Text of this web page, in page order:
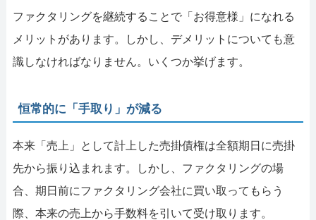
ファクタリングを継続することで「お得意様」になれる
メリットがあります。しかし、デメリットについても意
識しなければなりません。いくつか挙げます。
恒常的に「手取り」が減る
本来「売上」として計上した売掛債権は全額期日に売掛
先から振り込まれます。しかし、ファクタリングの場
合、期日前にファクタリング会社に買い取ってもらう
際、本来の売上から手数料を引いて受け取ります。